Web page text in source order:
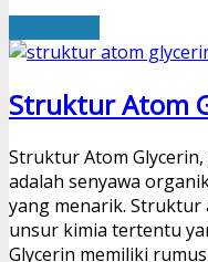
Struktur Atom
Struktur Atom
adalah senyawa
yang menarik.
unsur kimia tertentu
Glycerin memiliki rumus